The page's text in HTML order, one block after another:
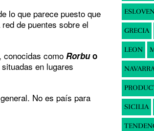
lo que parece puesto que
de puentes sobre el
conocidas como Rorbuo
en lugares
No es país para
GRECIA
LEON
SICILIA